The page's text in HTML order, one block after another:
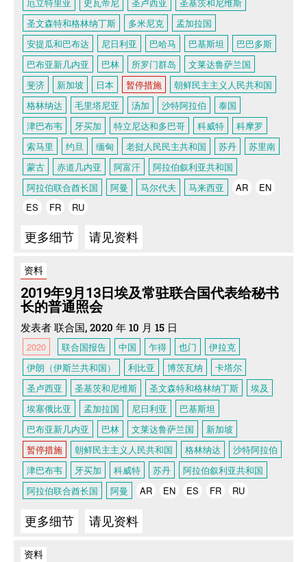
厄立特里亚 史瓦帝尼 圣卢西亚
圣基茨和尼维斯
圣文森特和格林纳丁斯
多米尼克
孟加拉国
安提瓜和巴布达
尼日利亚 巴哈马 巴基斯坦
巴巴多斯
巴布亚新几内亚
巴林 所罗门群岛
文莱达鲁萨兰国
斐济
新加坡 日本 暂停措施
朝鲜民主主义人民共和国
格林纳达
毛里塔尼亚 汤加 沙特阿拉伯
泰国
津巴布韦
牙买加 特立尼达和多巴哥 科威特
科摩罗
索马里
约旦 缅甸 老挝人民民主共和国 苏丹
苏里南
蒙古
赤道几内亚 阿富汗
阿拉伯叙利亚共和国
阿拉伯联合酋长国
阿曼 马尔代夫 马来西亚 AR
EN
ES
FR RU
更多细节 请见资料
资料
2019年9月13日埃及常驻联合国代表给秘书
长的普通照会
发表者 联合国, 2020 年 10 月 15 日
2020 联合国报告 中国 乍得 也门
伊拉克
伊朗（伊斯兰共和国）
利比亚 博茨瓦纳
卡塔尔
圣卢西亚
圣基茨和尼维斯 圣文森特和格林纳丁斯
埃及
埃塞俄比亚
孟加拉国 尼日利亚
巴基斯坦
巴布亚新几内亚
巴林 文莱达鲁萨兰国
新加坡
暂停措施
朝鲜民主主义人民共和国 格林纳达
沙特阿拉伯
津巴布韦
牙买加 科威特 苏丹
阿拉伯叙利亚共和国
阿拉伯联合酋长国
阿曼 AR EN ES FR RU
更多细节 请见资料
资料